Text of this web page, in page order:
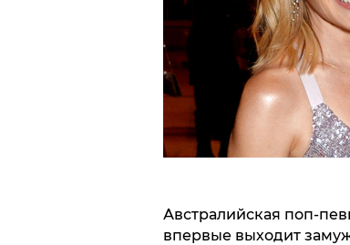
Австралийская поп-
впервые выходит